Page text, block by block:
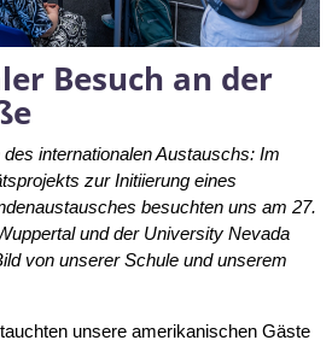
Besuch an der
internationalen Austauschs: Im
zur Initiierung eines
besuchten uns am 27.
und der University Nevada
von unserer Schule und unserem
unsere amerikanischen Gäste